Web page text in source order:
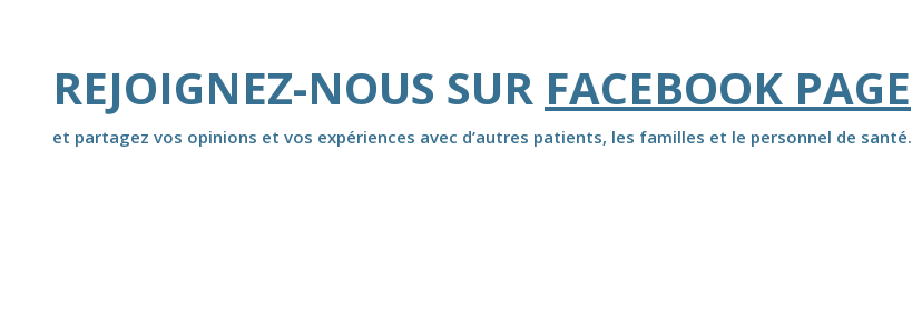
REJOIGNEZ-NOUS SUR FACEBOOK PAGE
et partagez vos opinions et vos expériences avec d’autres patients, les familles et le personnel de santé.